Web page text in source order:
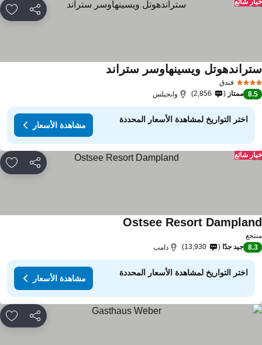
مشاركة
شائع
فندق
ويسينهاوسر ستراند
8.5 ممتاز 2,856 وانجيلس
اختر التواريخ لمشاهدة الأسعار المحددة
مشاهدة الأسعار
مشاركة
شائع
Ostsee Resort
8.3 جيد جدًا 13,930 دامب
اختر التواريخ لمشاهدة الأسعار المحددة
مشاهدة الأسعار
مشاركة